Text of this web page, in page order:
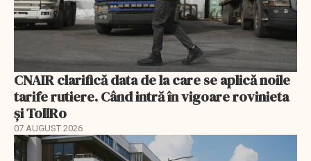
CNAIR clarifică data de la care se aplică noile
tarife rutiere. Când intră în vigoare rovinieta
și TollRo
07 AUGUST 2026